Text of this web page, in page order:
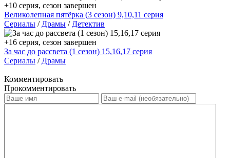
+10 серия, сезон завершен
Великолепная пятёрка (3 сезон) 9,10,11 серия
Сериалы / Драмы / Детектив
+16 серия, сезон завершен
За час до рассвета (1 сезон) 15,16,17 серия
Сериалы / Драмы
Комментировать
Прокомментировать